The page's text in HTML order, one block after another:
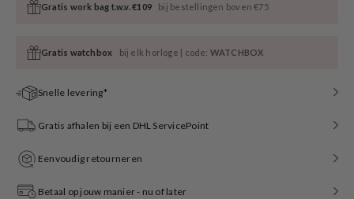
Gratis work bag t.w.v. €109 bij bestellingen boven €75
Gratis watchbox bij elk horloge | code: WATCHBOX
Snelle levering*
Gratis afhalen bij een DHL ServicePoint
Eenvoudig retourneren
Betaal op jouw manier - nu of later